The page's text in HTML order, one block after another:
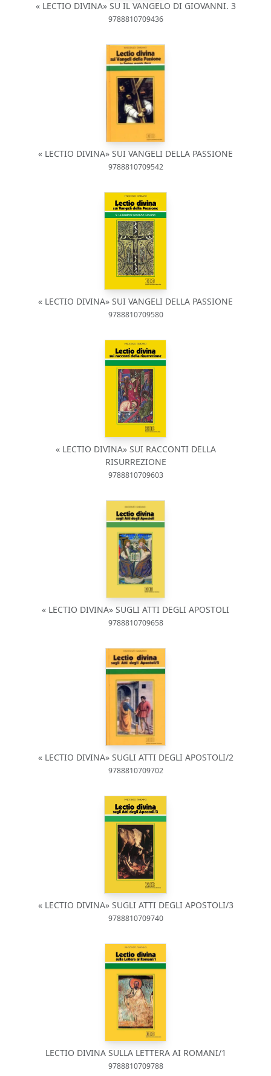
« LECTIO DIVINA» SU IL VANGELO DI GIOVANNI. 3
9788810709436
« LECTIO DIVINA» SUI VANGELI DELLA PASSIONE
9788810709542
« LECTIO DIVINA» SUI VANGELI DELLA PASSIONE
9788810709580
« LECTIO DIVINA» SUI RACCONTI DELLA
RISURREZIONE
9788810709603
« LECTIO DIVINA» SUGLI ATTI DEGLI APOSTOLI
9788810709658
« LECTIO DIVINA» SUGLI ATTI DEGLI APOSTOLI/2
9788810709702
« LECTIO DIVINA» SUGLI ATTI DEGLI APOSTOLI/3
9788810709740
LECTIO DIVINA SULLA LETTERA AI ROMANI/1
9788810709788